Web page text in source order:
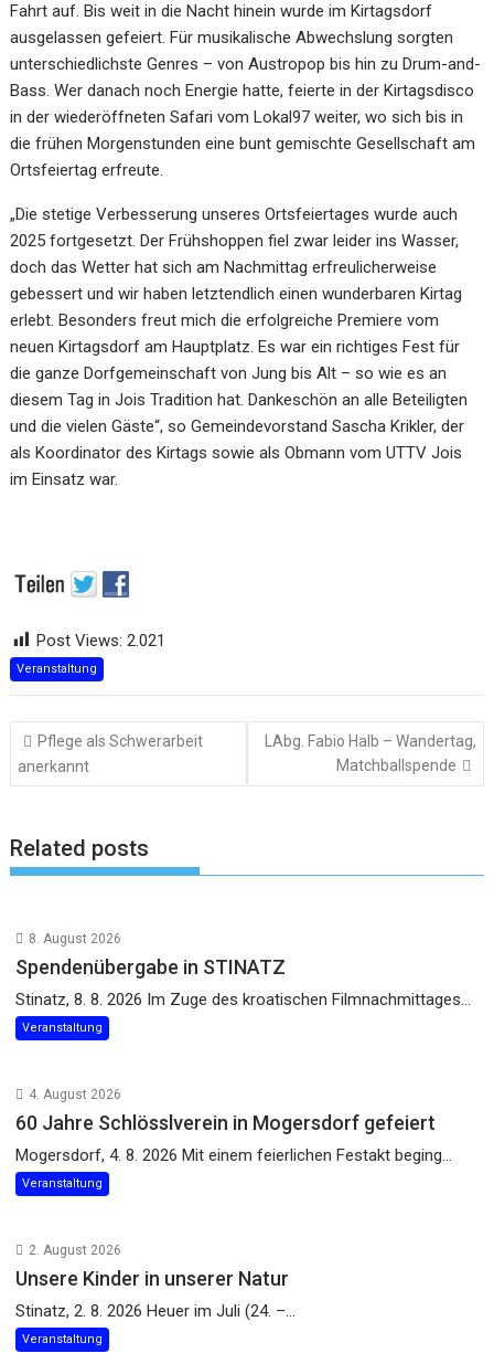
Fahrt auf. Bis weit in die Nacht hinein wurde im Kirtagsdorf
ausgelassen gefeiert. Für musikalische Abwechslung sorgten
unterschiedlichste Genres – von Austropop bis hin zu Drum-and-
Bass. Wer danach noch Energie hatte, feierte in der Kirtagsdisco
in der wiederöffneten Safari vom Lokal97 weiter, wo sich bis in
die frühen Morgenstunden eine bunt gemischte Gesellschaft am
Ortsfeiertag erfreute.
„Die stetige Verbesserung unseres Ortsfeiertages wurde auch
2025 fortgesetzt. Der Frühshoppen fiel zwar leider ins Wasser,
doch das Wetter hat sich am Nachmittag erfreulicherweise
gebessert und wir haben letztendlich einen wunderbaren Kirtag
erlebt. Besonders freut mich die erfolgreiche Premiere vom
neuen Kirtagsdorf am Hauptplatz. Es war ein richtiges Fest für
die ganze Dorfgemeinschaft von Jung bis Alt – so wie es an
diesem Tag in Jois Tradition hat. Dankeschön an alle Beteiligten
und die vielen Gäste“, so Gemeindevorstand Sascha Krikler, der
als Koordinator des Kirtags sowie als Obmann vom UTTV Jois
im Einsatz war.
Post Views: 2.021
Veranstaltung
Beitragsnavigation
Pflege als Schwerarbeit
anerkannt
LAbg. Fabio Halb – Wandertag,
Matchballspende
Related posts
8. August 2026
Spendenübergabe in STINATZ
Stinatz, 8. 8. 2026 Im Zuge des kroatischen Filmnachmittages...
Veranstaltung
4. August 2026
60 Jahre Schlösslverein in Mogersdorf gefeiert
Mogersdorf, 4. 8. 2026 Mit einem feierlichen Festakt beging...
Veranstaltung
2. August 2026
Unsere Kinder in unserer Natur
Stinatz, 2. 8. 2026 Heuer im Juli (24. –...
Veranstaltung